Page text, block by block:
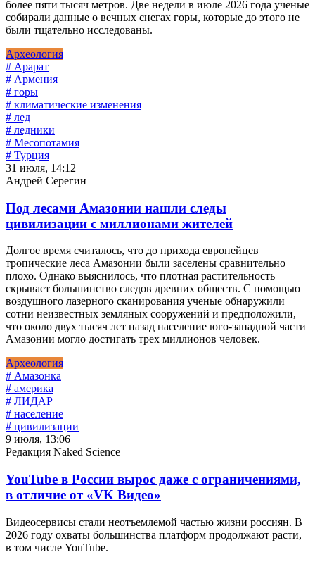
более пяти тысяч метров. Две недели в июле 2026 года ученые
собирали данные о вечных снегах горы, которые до этого не
были тщательно исследованы.
Археология
# Арарат
# Армения
# горы
# климатические изменения
# лед
# ледники
# Месопотамия
# Турция
31 июля, 14:12
Андрей Серегин
Под лесами Амазонии нашли следы
цивилизации с миллионами жителей
Долгое время считалось, что до прихода европейцев
тропические леса Амазонии были заселены сравнительно
плохо. Однако выяснилось, что плотная растительность
скрывает большинство следов древних обществ. С помощью
воздушного лазерного сканирования ученые обнаружили
сотни неизвестных земляных сооружений и предположили,
что около двух тысяч лет назад население юго-западной части
Амазонии могло достигать трех миллионов человек.
Археология
# Амазонка
# америка
# ЛИДАР
# население
# цивилизации
9 июля, 13:06
Редакция Naked Science
YouTube в России вырос даже с ограничениями,
в отличие от «VK Видео»
Видеосервисы стали неотъемлемой частью жизни россиян. В
2026 году охваты большинства платформ продолжают расти,
в том числе YouTube.